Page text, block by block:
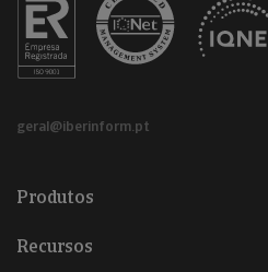
geral@iberinform.pt
Produtos
Recursos